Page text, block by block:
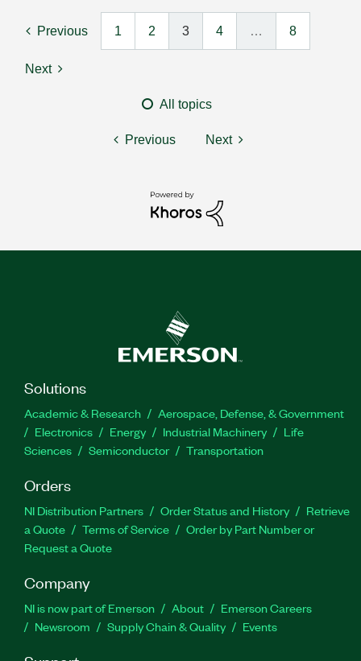
Previous 1 2 3 4 … 8
Next
All topics
Previous Next
Solutions
Academic & Research
Aerospace, Defense, & Government
Electronics
Energy Industrial Machinery
Life
Sciences
Semiconductor Transportation
Orders
NI Distribution Partners Order Status and History
Retrieve
a Quote
Terms of Service
Order by Part Number or
Request a Quote
Company
NI is now part of Emerson About
Emerson Careers
Newsroom
Supply Chain & Quality Events